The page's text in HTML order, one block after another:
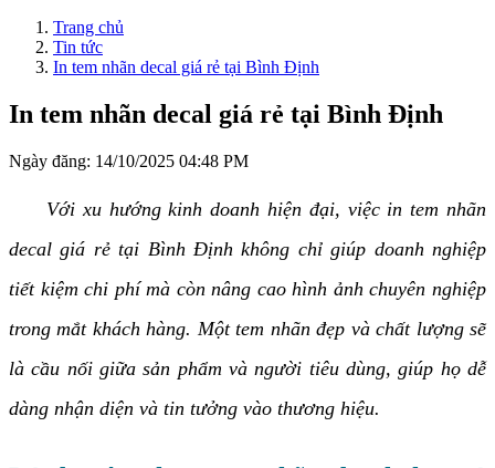
Trang chủ
Tin tức
In tem nhãn decal giá rẻ tại Bình Định
In tem nhãn decal giá rẻ tại Bình Định
Ngày đăng: 14/10/2025 04:48 PM
Với xu hướng kinh doanh hiện đại, việc in tem nhãn
decal giá rẻ tại Bình Định không chỉ giúp doanh nghiệp
tiết kiệm chi phí mà còn nâng cao hình ảnh chuyên nghiệp
trong mắt khách hàng. Một tem nhãn đẹp và chất lượng sẽ
là cầu nối giữa sản phẩm và người tiêu dùng, giúp họ dễ
dàng nhận diện và tin tưởng vào thương hiệu.